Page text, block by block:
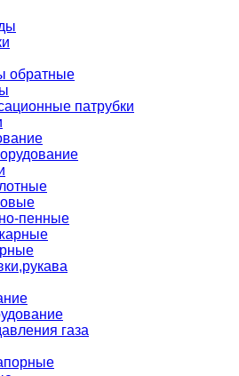
обратные
патрубки
пенные
газа